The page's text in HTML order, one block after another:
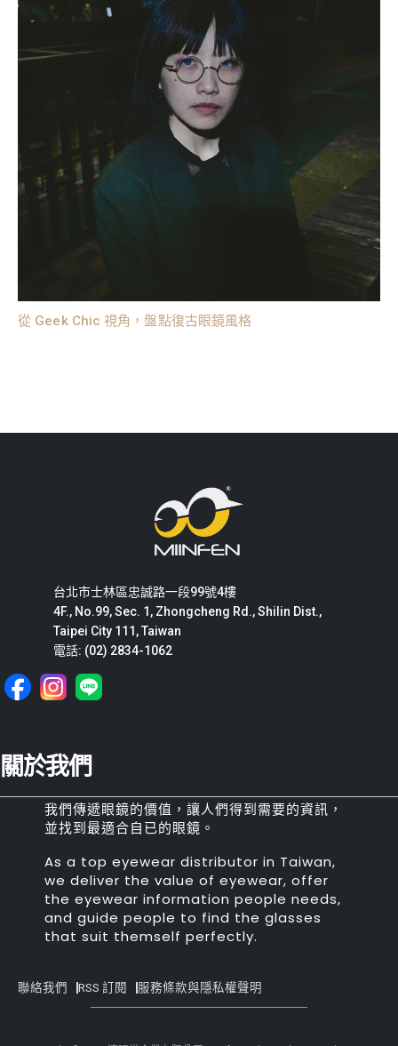
從 Geek Chic 視角，盤點復古眼鏡風格
台北市士林區忠誠路一段99號4樓
4F., No.99, Sec. 1, Zhongcheng Rd., Shilin Dist.,
Taipei City 111, Taiwan
電話: (02) 2834-1062
關於我們
我們傳遞眼鏡的價值，讓人們得到需要的資訊，
並找到最適合自已的眼鏡。
As a top eyewear distributor in Taiwan,
we deliver the value of eyewear, offer
the eyewear information people needs,
and guide people to find the glasses
that suit themself perfectly.
聯絡我們 RSS 訂閱 服務條款與隱私權聲明